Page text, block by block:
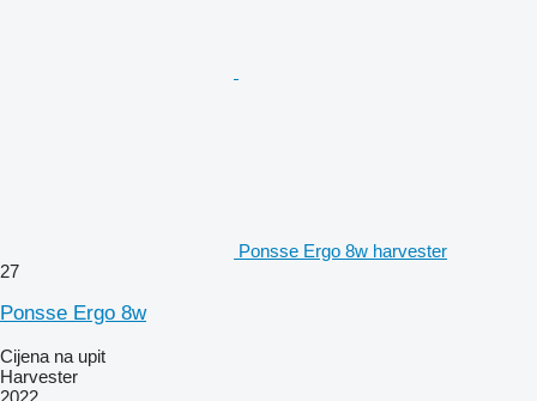
Ponsse Ergo 8w harvester
27
Ponsse Ergo 8w
Cijena na upit
Harvester
2022